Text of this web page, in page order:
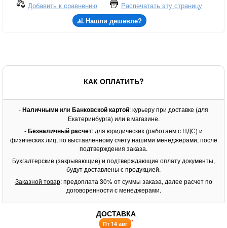
Добавить к сравнению
Распечатать эту страницу
Нашли дешевле?
КАК ОПЛАТИТЬ?
-Наличнымиили Банковской картой: курьеру при доставке (для
Екатеринбурга) или в магазине.
-Безналичный расчет: для юридических (работаем с НДС) и
физических лиц, по выставленному счету нашими менеджерами, после
подтверждения заказа.
Бухгалтерские (закрывающие) и подтверждающие оплату документы,
будут доставлены с продукцией.
Заказной товар: предоплата 30% от суммы заказа, далее расчет по
договоренности с менеджерами.
ДОСТАВКА
Пт 14 авг *